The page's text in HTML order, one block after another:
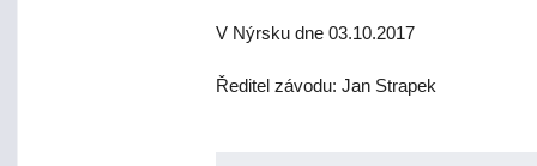
V Nýrsku dne 03.10.2017
Ředitel závodu: Jan Strapek